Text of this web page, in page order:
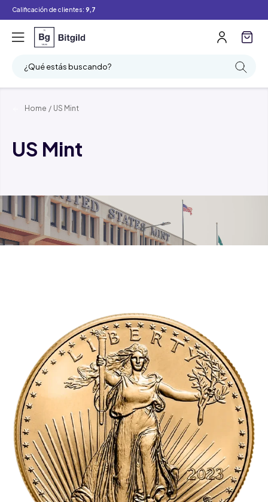
Calificación de clientes: 9,7
¿Qué estás buscando?
Home / US Mint
US Mint